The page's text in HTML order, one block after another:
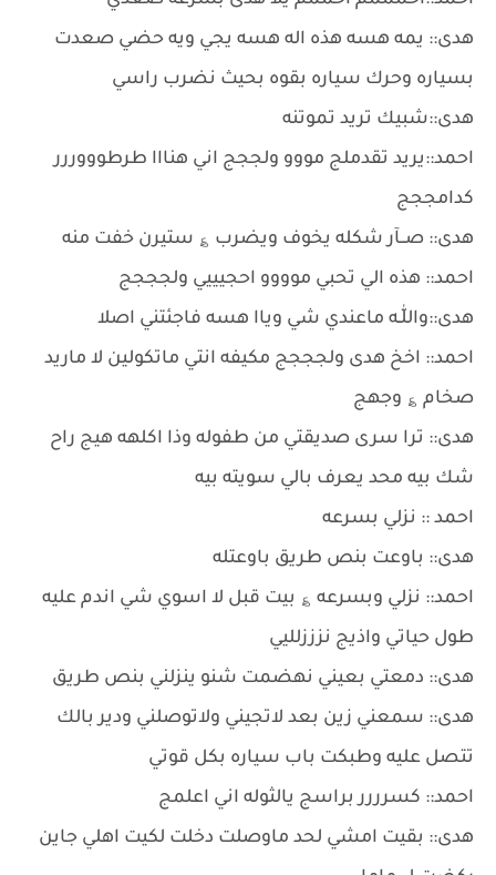
هدى:: يمه هسه هذه اله هسه يجي ويه حضي صعدت
بسياره وحرك سياره بقوه بحيث نضرب راسي
هدى::شبيك تريد تموتنه
احمد::يريد تقدملج مووو ولججج اني هنااا طرطوووررر
كدامججج
هدى:: صــآر شكله يخوف ويضرب ؏ ستيرن خفت منه
احمد:: هذه الي تحبي موووو احجيييي ولجججج
هدى::واللّٰـه ماعندي شي وياا هسه فاجئتني اصلا
احمد:: اخخ هدى ولجججج مكيفه انتي ماتكولين لا ماريد
صخام ؏ وجهج
هدى:: ترا سرى صديقتي من طفوله وذا اكلهه هيج راح
شك بيه محد يعرف بالي سويته بيه
احمد :: نزلي بسرعه
هدى:: باوعت بنص طريق باوعتله
احمد:: نزلي وبسرعه ؏ بيت قبل لا اسوي شي اندم عليه
طول حياتي واذيج نزززلليي
هدى:: دمعتي بعيني نهضمت شنو ينزلني بنص طريق
هدى:: سمعني زين بعد لاتجيني ولاتوصلني ودير بالك
تتصل عليه وطبكت باب سياره بكل قوتي
احمد:: كسرررر براسج يالثوله اني اعلمج
هدى:: بقيت امشي لحد ماوصلت دخلت لكيت اهلي جاين